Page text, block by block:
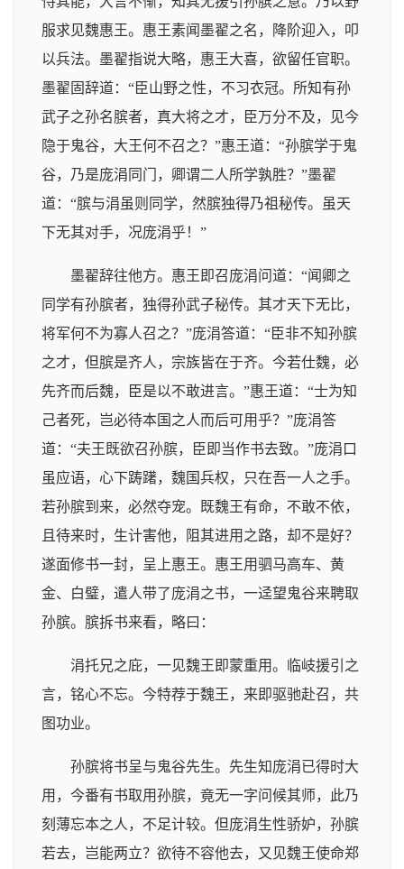
服求见魏惠王。惠王素闻墨翟之名，降阶迎入，叩
以兵法。墨翟指说大略，惠王大喜，欲留任官职。
墨翟固辞道：“臣山野之性，不习衣冠。所知有孙
武子之孙名膑者，真大将之才，臣万分不及，见今
隐于鬼谷，大王何不召之？”惠王道：“孙膑学于鬼
谷，乃是庞涓同门，卿谓二人所学孰胜？”墨翟
道：“膑与涓虽则同学，然膑独得乃祖秘传。虽天
下无其对手，况庞涓乎！”
墨翟辞往他方。惠王即召庞涓问道：“闻卿之
同学有孙膑者，独得孙武子秘传。其才天下无比，
将军何不为寡人召之？”庞涓答道：“臣非不知孙膑
之才，但膑是齐人，宗族皆在于齐。今若仕魏，必
先齐而后魏，臣是以不敢进言。”惠王道：“士为知
己者死，岂必待本国之人而后可用乎？”庞涓答
道：“夫王既欲召孙膑，臣即当作书去致。”庞涓口
虽应语，心下踌躇，魏国兵权，只在吾一人之手。
若孙膑到来，必然夺宠。既魏王有命，不敢不依，
且待来时，生计害他，阻其进用之路，却不是好？
遂面修书一封，呈上惠王。惠王用驷马高车、黄
金、白璧，遣人带了庞涓之书，一迳望鬼谷来聘取
孙膑。膑拆书来看，略曰：
涓托兄之庇，一见魏王即蒙重用。临岐援引之
言，铭心不忘。今特荐于魏王，来即驱驰赴召，共
图功业。
孙膑将书呈与鬼谷先生。先生知庞涓已得时大
用，今番有书取用孙膑，竟无一字问候其师，此乃
刻薄忘本之人，不足计较。但庞涓生性骄妒，孙膑
若去，岂能两立？欲待不容他去，又见魏王使命郑